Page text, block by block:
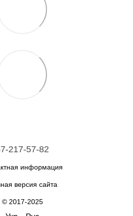
217-57-82
информация
версия сайта
© 2017-2025